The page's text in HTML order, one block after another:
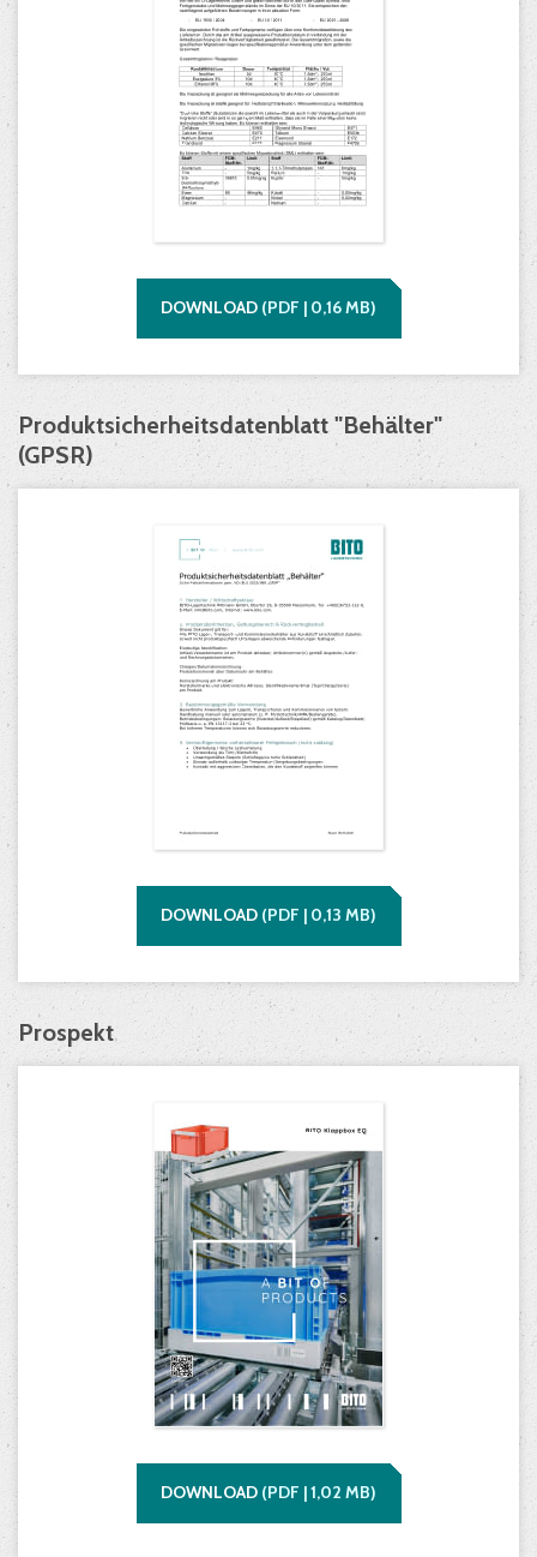
DOWNLOAD (PDF | 0,16MB)
Produktsicherheitsdatenblatt "Behälter"
(GPSR)
DOWNLOAD (PDF | 0,13 MB)
Prospekt
DOWNLOAD (PDF |1,02 MB)